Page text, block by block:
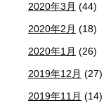
2020年3月 (44)
2020年2月 (18)
2020年1月 (26)
2019年12月 (27)
2019年11月 (14)